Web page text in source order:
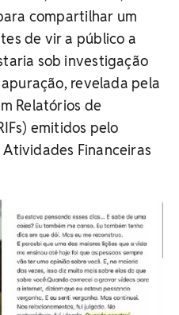
compartilhar um
de vir a público a
sob investigação
apuração, revelada pela
Relatórios de
emitidos pelo
Financeiras